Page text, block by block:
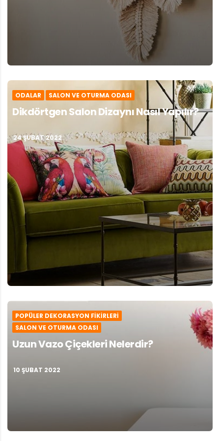
ODALAR SALON VE OTURMA ODASI
Dikdörtgen Salon Dizaynı Nasıl Yapılır?
24 ŞUBAT 2022
POPÜLER DEKORASYON FIKIRLERI
SALON VE OTURMA ODASI
Uzun Vazo Çiçekleri Nelerdir?
10 ŞUBAT 2022